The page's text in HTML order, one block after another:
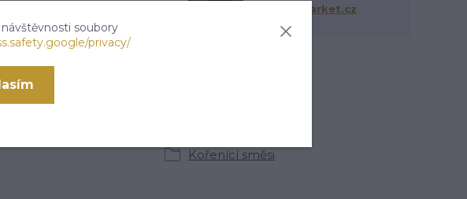
Kořenící směsi
info@hsmarket.cz
soubory
privacy/